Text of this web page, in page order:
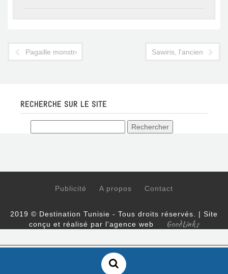
Pagaille monstre dans les aéroports de Tunis et Djerba
Sawiris, l'ancien
RECHERCHE SUR LE SITE
Publicité A propos Contact
2019 © Destination Tunisie - Tous droits réservés. | Site
conçu et réalisé par l'agence web
GoodLinks